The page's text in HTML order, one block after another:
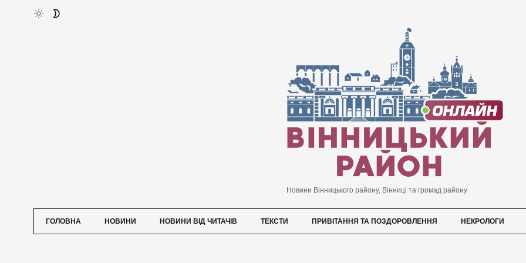
Новини Вінницького району, Вінниці та громад району
ГОЛОВНА НОВИНИ НОВИНИ ВІД ЧИТАЧІВ ТЕКСТИ ПРИВІТАННЯ ТА ПОЗДОРОВЛЕННЯ НЕКРОЛОГИ